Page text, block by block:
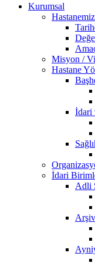
Kurumsal
Hastanemiz
Misyon /
Hastane
İdari
İdari
Adli
Arşiv